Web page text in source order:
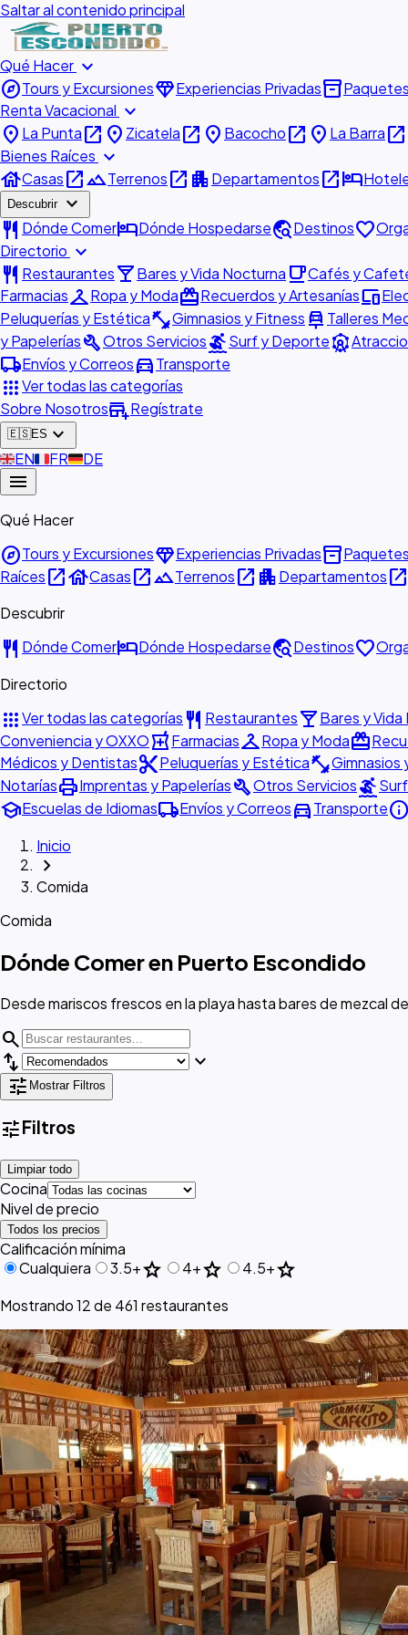
Saltar al contenido principal
Qué Hacer expand_more
exploreTours y ExcursionesdiamondExperiencias Privadasinventory_2Paquetes
Renta Vacacional expand_more
place La Puntaopen_in_new place Zicatelaopen_in_new place Bacochoopen_in_new place La Barraopen_in_new
Bienes Raíces expand_more
houseCasasopen_in_newlandscapeTerrenosopen_in_new apartmentDepartamentosopen_in_newhotel
Descubrir expand_more
restaurant Dónde ComerhotelDónde Hospedarsetravel_exploreDestinosfavorite
Directorio expand_more
restaurant Restauranteslocal_barBares y Vida Nocturna local_cafeCafés y
FarmaciascheckroomRopa y ModaredeemRecuerdos y Artesaníasdevices
Peluquerías y Estéticafitness_centerGimnasios y Fitness car_repair Talleres
y PapeleríasbuildOtros ServiciossurfingSurf y Deporteattractions
local_shippingEnvíos y Correosdirections_carTransporte
appsVer todas las categorías
Sobre Nosotrosadd_businessRegístrate
🇪🇸ES expand_more
🇬🇧EN🇫🇷FR🇩🇪DE
menu
Qué Hacer
exploreTours y ExcursionesdiamondExperiencias Privadasinventory_2Paquetes
Raícesopen_in_newhouseCasasopen_in_newlandscapeTerrenosopen_in_new apartmentDepartamentosopen_in_new
Descubrir
restaurant Dónde ComerhotelDónde Hospedarsetravel_exploreDestinosfavorite
Directorio
appsVer todas las categorías restaurant Restauranteslocal_barBares y
Conveniencia y OXXOlocal_pharmacyFarmaciascheckroomRopa y Modaredeem
Médicos y Dentistascontent_cutPeluquerías y Estéticafitness_centerGimnasios
NotaríasprintImprentas y PapeleríasbuildOtros Serviciossurfing
schoolEscuelas de Idiomaslocal_shippingEnvíos y Correosdirections_carTransporteinfo
Inicio
chevron_right
Comida
Comida
Dónde Comer en Puerto Escondido
Desde mariscos frescos en la playa hasta bares de mezcal
search
swap_vert
expand_more
tune Mostrar Filtros
tuneFiltros
Limpiar todo
Cocina
Nivel de precio
Todos los precios
Calificación mínima
Cualquiera
3.5+star 4+star 4.5+star
Mostrando 12 de 461 restaurantes